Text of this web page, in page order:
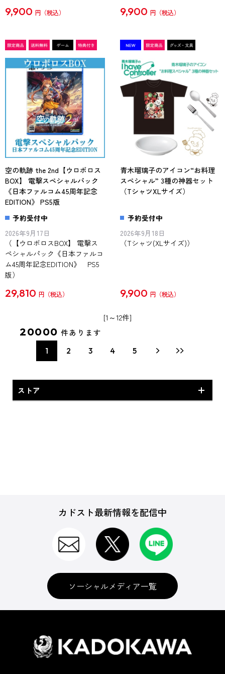
9,900 円 9,900 円
空の軌跡 the 2nd【ウロボロス
BOX】 電撃スペシャルパック
《日本ファルコム45周年記念
EDITION》 PS5版
予約受付中
2026年9月17日
（【ウロボロスBOX】 電撃ス
ペシャルパック《日本ファルコ
ム45周年記念EDITION》 PS5
版）
29,810 円
青木瑠璃子のアイコン“お料理
スペシャル” 3種の神器セット
（TシャツXLサイズ）
予約受付中
2026年9月18日
（Tシャツ(XLサイズ)）
9,900 円
[1～12件]
20000 件あります
1 2 3 4 5
ストア
デジモノ
生活用品・グッズ
ゲーム
カドスト最新情報を配信中
ソーシャルメディア一覧